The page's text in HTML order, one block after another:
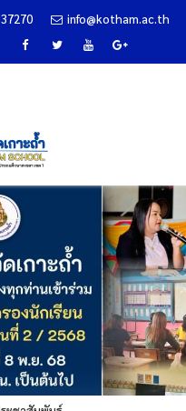
info@kotham.ac.th
ครอง ประจำภา
คเรียนที่ 2 ปีการศึกษา 2568